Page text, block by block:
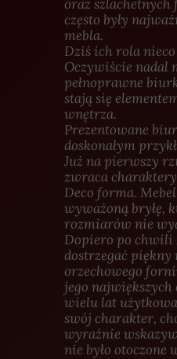
oraz
często były
mebla.
Dziś ich rola nieco
Oczywiście nadal
pełnoprawne
stają się
wnętrza.
Prezentowane
doskonałym
Już na pierwszy
zwraca
Deco forma.
wyważoną bryłę,
rozmiarów nie
Dopiero po chwili
dostrzegać piękny
orzechowego
jego największych
wielu lat
swój charakter,
wyraźnie
nie było otoczone